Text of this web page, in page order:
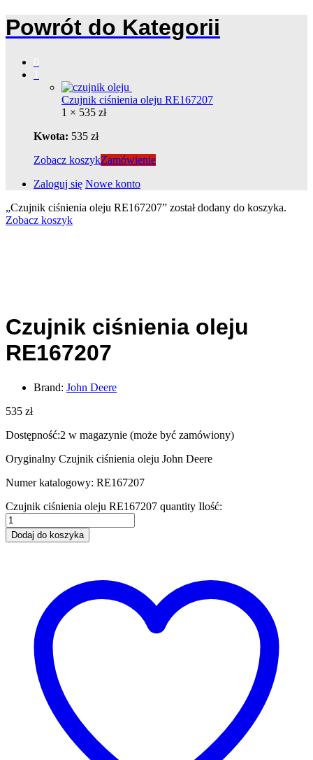
Powrót do Kategorii
Czujnik ciśnienia oleju RE167207
1 × 535 zł
Kwota: 535 zł
Zobacz koszykZamówienie
Zaloguj się Nowe konto
„Czujnik ciśnienia oleju RE167207” został dodany do koszyka.
Zobacz koszyk
Czujnik ciśnienia oleju
RE167207
Brand: John Deere
535 zł
Dostępność:2 w magazynie (może być zamówiony)
Oryginalny Czujnik ciśnienia oleju John Deere
Numer katalogowy: RE167207
Czujnik ciśnienia oleju RE167207 quantity Ilość:
Dodaj do koszyka